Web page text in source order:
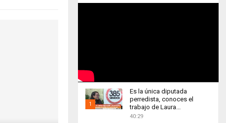
1
Es la única diputada
perredista, conoces el
trabajo de Laura...
40:29